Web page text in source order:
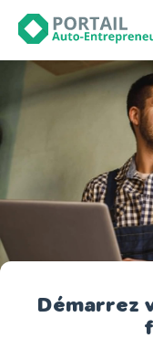
Démarrez